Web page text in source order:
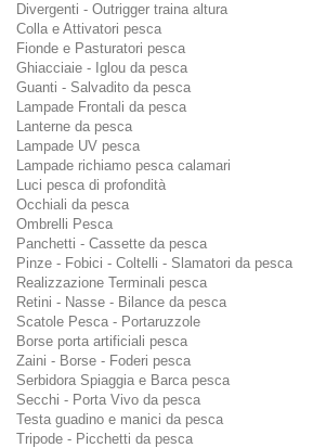
Divergenti - Outrigger traina altura
Colla e Attivatori pesca
Fionde e Pasturatori pesca
Ghiacciaie - Iglou da pesca
Guanti - Salvadito da pesca
Lampade Frontali da pesca
Lanterne da pesca
Lampade UV pesca
Lampade richiamo pesca calamari
Luci pesca di profondità
Occhiali da pesca
Ombrelli Pesca
Panchetti - Cassette da pesca
Pinze - Fobici - Coltelli - Slamatori da pesca
Realizzazione Terminali pesca
Retini - Nasse - Bilance da pesca
Scatole Pesca - Portaruzzole
Borse porta artificiali pesca
Zaini - Borse - Foderi pesca
Serbidora Spiaggia e Barca pesca
Secchi - Porta Vivo da pesca
Testa guadino e manici da pesca
Tripode - Picchetti da pesca